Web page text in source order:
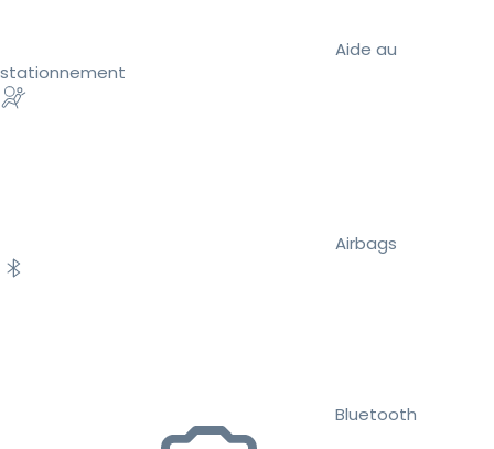
Aide au
stationnement
Airbags
Bluetooth